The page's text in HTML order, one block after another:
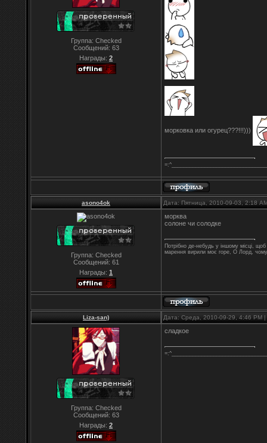
Группа: Checked
Сообщений: 63
Награды: 2
морковка или огурец???!!!)))
asono4ok Дата: Пятница, 2010-09-03, 2:18
Группа: Checked
Сообщений: 61
Награды: 1
морква
солоне чи солодке
Потрібно де-небудь у іншому місці,
марення вирили моє горе, О Лорд,
Liza-san) Дата: Среда, 2010-09-29, 4:46
Группа: Checked
Сообщений: 63
Награды: 2
сладкое